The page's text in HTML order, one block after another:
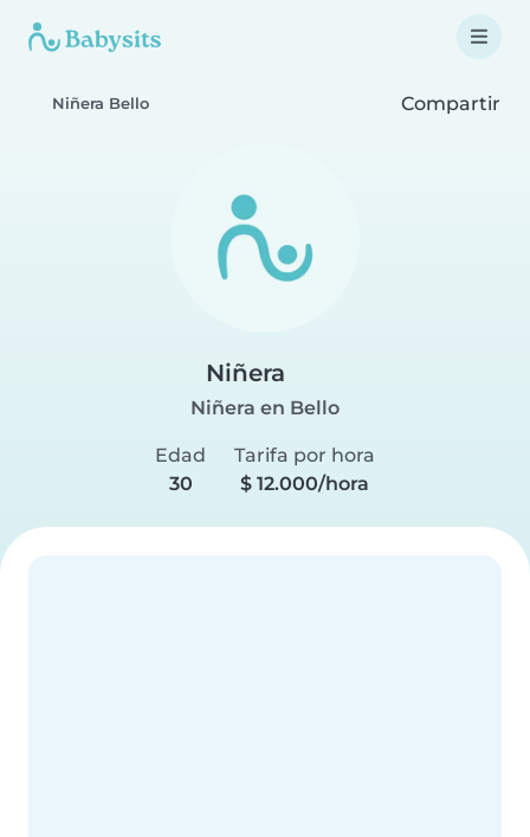
Niñera Bello Compartir
Niñera
Niñera en Bello
Edad
30
Tarifa por hora
$ 12.000/hora